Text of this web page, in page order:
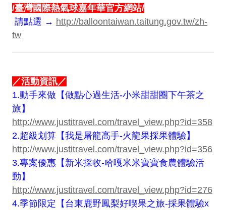
/臺灣國際熱氣球嘉年華官方網站/
請點選 → http://balloontaiwan.taitung.gov.tw/zh-
tw
／活動資訊／
1.動手來做【做點心過生活-小米甜甜圈下午茶之
旅】
http://www.justitravel.com/travel_view.php?id=358
2.超級划算【我是屠龍高手-火龍果採果體驗】
http://www.justitravel.com/travel_view.php?id=356
3.專案優惠【新米採收-哈嘎米米寶寶食農體驗活
動】
http://www.justitravel.com/travel_view.php?id=276
4.季節限定【台東鹿野鳳梨好喫果之旅-採果體驗x